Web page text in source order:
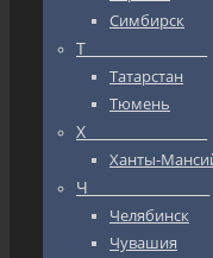
Симбирск
Т_________________
Татарстан
Тюмень
Х_________________
Ханты-
Ч_________________
Челябинск
Чувашия